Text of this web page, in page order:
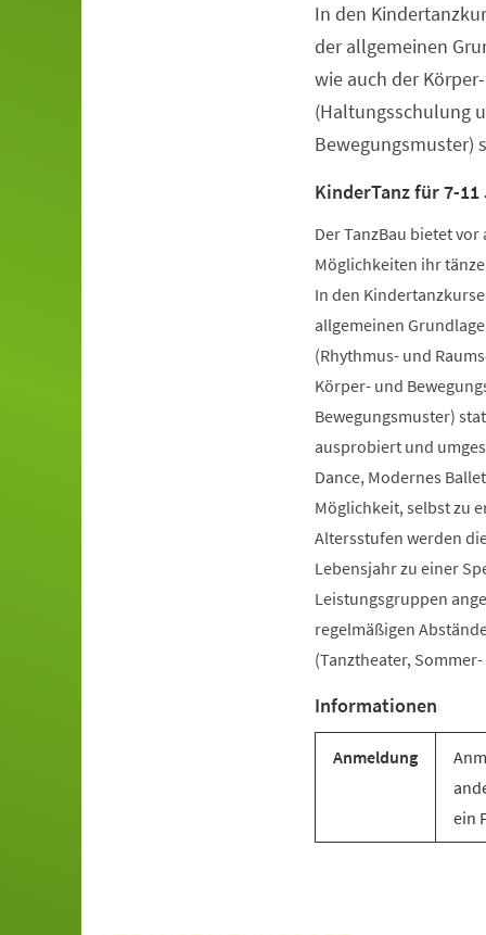
In den
der allgemeinen
wie auch der
(Haltungsschulung
Bewegungsmuster)
KinderTanz für 7-
Der TanzBau bietet
Möglichkeiten ihr
In den
allgemeinen
(Rhythmus- und
Körper- und
Bewegungsmuster)
ausprobiert und
Dance, Modernes
Möglichkeit, selbst zu
Altersstufen werden
Lebensjahr zu einer
Leistungsgruppen
regelmäßigen
(Tanztheater,
Informationen
Anmeldung
ein